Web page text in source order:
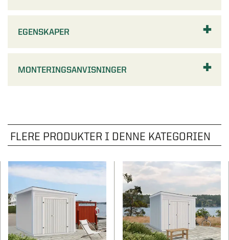
EGENSKAPER
MONTERINGSANVISNINGER
FLERE PRODUKTER I DENNE KATEGORIEN